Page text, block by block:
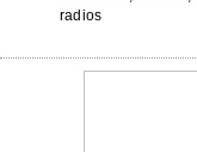
radios